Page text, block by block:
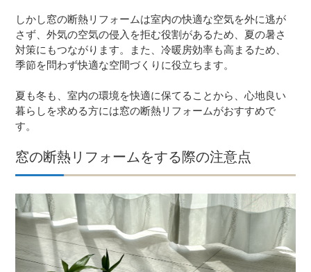
しかし窓の断熱リフォームは室内の快適な空気を外に逃が
さず、外気の空気の侵入を拒む役割があるため、夏の暑さ
対策にもつながります。また、冷暖房効率も高まるため、
季節を問わず快適な空間づくりに役立ちます。
夏も冬も、室内の環境を快適に保てることから、心地良い
暮らしを求める方には窓の断熱リフォームがおすすめで
す。
窓の断熱リフォームをする際の注意点